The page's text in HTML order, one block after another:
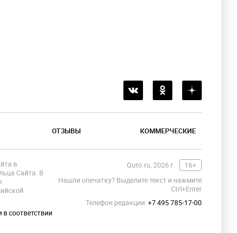
ОТЗЫВЫ КОММЕРЧЕСКИЕ
Quto.ru, 2026 г.
16+
Нашли опечатку? Выделите текст и нажмите
Ctrl+Enter
Телефон редакции:+7 495 785-17-00
в
Сайта. В
соответствии